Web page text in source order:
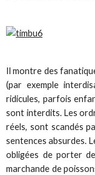
Il montre des
(par exemple
ridicules, parfois
sont interdits. Les
réels, sont scandés
sentences absurdes.
obligées de porter
marchande de